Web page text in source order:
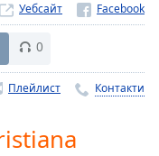
Уебсайт
0
Плейлист Контакти